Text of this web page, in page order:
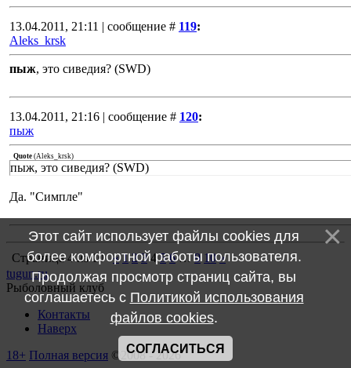
13.04.2011, 21:11 | сообщение # 119:
Aleks_krsk
пыж, это сиведия? (SWD)
13.04.2011, 21:16 | сообщение # 120:
пыж
Quote (Aleks_krsk)
пыж, это сиведия? (SWD)
Да. "Симпле"
Страница4из10 « 1 2 3 4 5 6 … 9 10 »
tugun.ru
Рыболовный клуб
Контакты
Наверх
18+ Полная версия ©2008 - 2026
Этот сайт использует файлы cookies для
более комфортной работы пользователя.
Продолжая просмотр страниц сайта, вы
соглашаетесь с Политикой использования
файлов cookies.
СОГЛАСИТЬСЯ